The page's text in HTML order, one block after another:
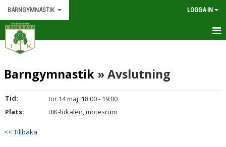
BARNGYMNASTIK LOGGA IN
BARNGRUPPER
MILLI
KNOPPARNA
KNATTARNA
BABBLARNA
Barngymnastik » Avslutning
Tid:
tor 14 maj, 18:00 - 19:00
Plats:
BIK-lokalen, mötesrum
<< Tillbaka